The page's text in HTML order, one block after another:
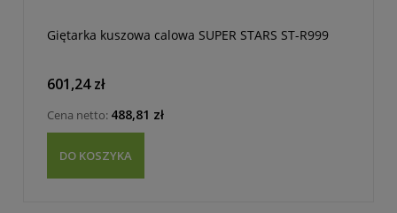
Giętarka kuszowa calowa SUPER STARS ST-R999
601,24 zł
Cena netto: 488,81 zł
DO KOSZYKA